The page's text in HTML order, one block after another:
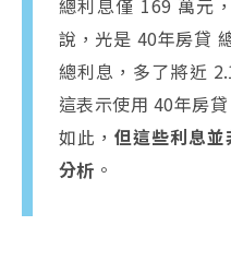
總利息僅 169 萬元
說，光是 40年房貸
總利息，多了將近
這表示使用 40年房
如此，但這些利息
分析 。